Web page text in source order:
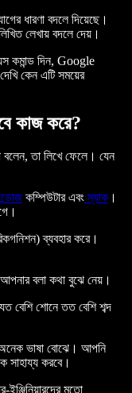
ধারণা বদলে দিয়েছে।
লেখায় বদলে দেয়।
কমান্ড দিন, Google
কেন এটি সময়ের
কাজ করে?
তা লিখে ফেলে। যেন
কম্পিউটার এবংম্যাক ।
ব্যবহার করে।
আপনার বলা কথা বুঝে নেয়।
বেশি শোনে তত বেশি শব্দ
ভাষা বোঝে। আপনি
সাহায্য করবে।
ইঞ্জিনিয়ারদের মতো